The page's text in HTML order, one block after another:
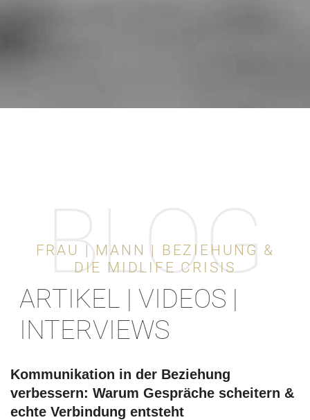
BLOG
FRAU | MANN | BEZIEHUNG &
DIE MIDLIFE CRISIS
ARTIKEL | VIDEOS |
INTERVIEWS
Kommunikation in der Beziehung
verbessern: Warum Gespräche scheitern &
echte Verbindung entsteht